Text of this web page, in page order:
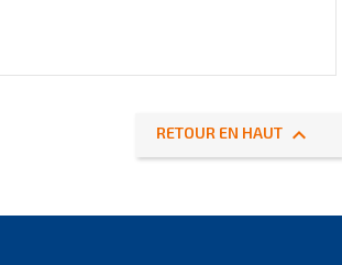
RETOUR EN HAUT 